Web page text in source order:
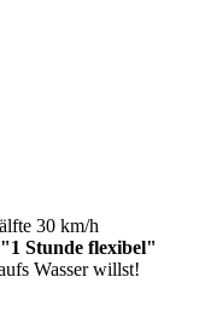
30 km/h
"1 Stunde flexibel"
Wasser willst!